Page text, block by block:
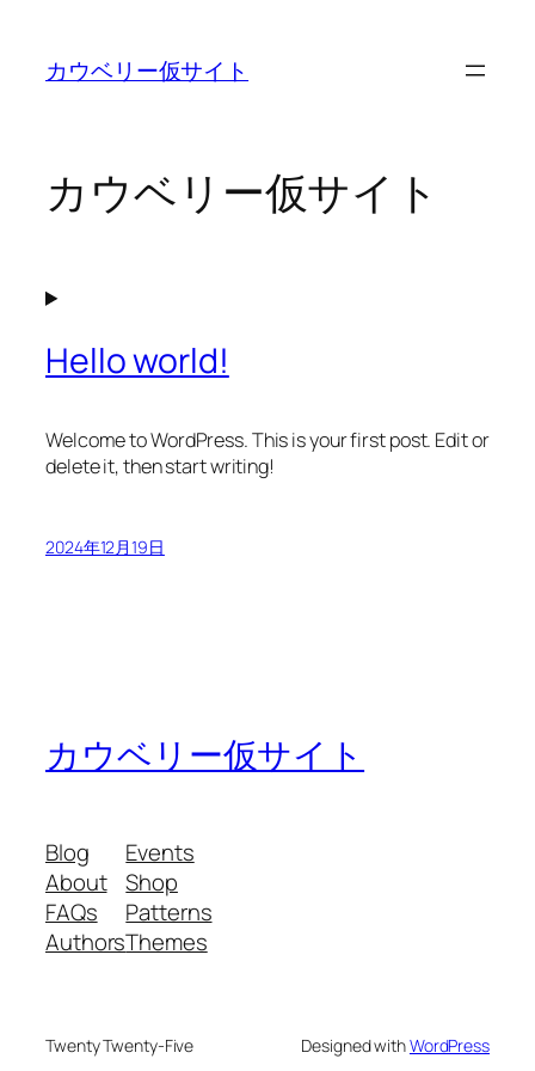
カウベリー仮サイト
カウベリー仮サイト
Hello world!
Welcome to WordPress. This is your first post. Edit or
delete it, then start writing!
2024年12月19日
カウベリー仮サイト
Blog
About
FAQs
Authors
Events
Shop
Patterns
Themes
Twenty Twenty-Five Designed withWordPress